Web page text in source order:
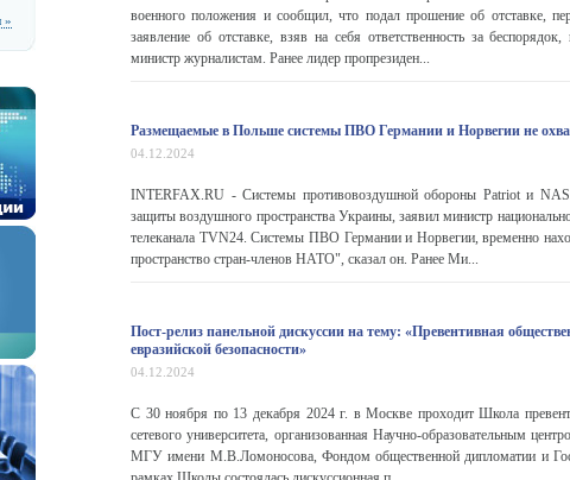
»
военного положения и сообщил, что подал прошение об отставке,
заявление об отставке, взяв на себя ответственность за
министр журналистам. Ранее лидер пропрезиден...
Размещаемые в Польше системы ПВО Германии и Норвегии не
04.12.2024
INTERFAX.RU - Системы противовоздушной обороны Patriot и
защиты воздушного пространства Украины, заявил министр
телеканала TVN24. Системы ПВО Германии и Норвегии, временно
пространство стран-членов НАТО", сказал он. Ранее Ми...
Пост-релиз панельной дискуссии на тему: «Превентивная
евразийской безопасности»
04.12.2024
С 30 ноября по 13 декабря 2024 г. в Москве проходит Школа
сетевого университета, организованная Научно-образовательным
МГУ имени М.В.Ломоносова, Фондом общественной дипломатии и